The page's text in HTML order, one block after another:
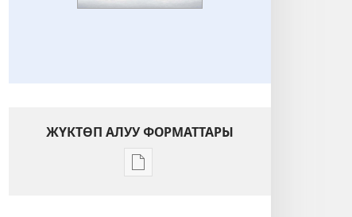
ЖҮКТӨП АЛУУ ФОРМАТТАРЫ
Адабиятты